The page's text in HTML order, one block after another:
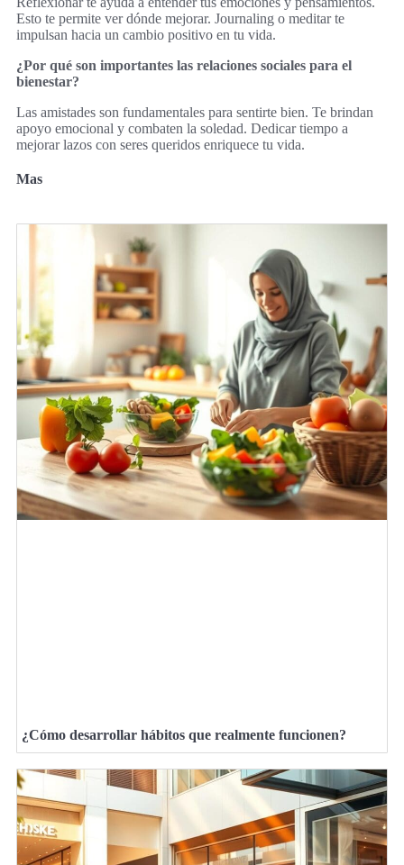
Esto te permite ver dónde mejorar. Journaling o meditar te
impulsan hacia un cambio positivo en tu vida.
¿Por qué son importantes las relaciones sociales para el
bienestar?
Las amistades son fundamentales para sentirte bien. Te brindan
apoyo emocional y combaten la soledad. Dedicar tiempo a
mejorar lazos con seres queridos enriquece tu vida.
Mas
¿Cómo desarrollar hábitos que realmente funcionen?